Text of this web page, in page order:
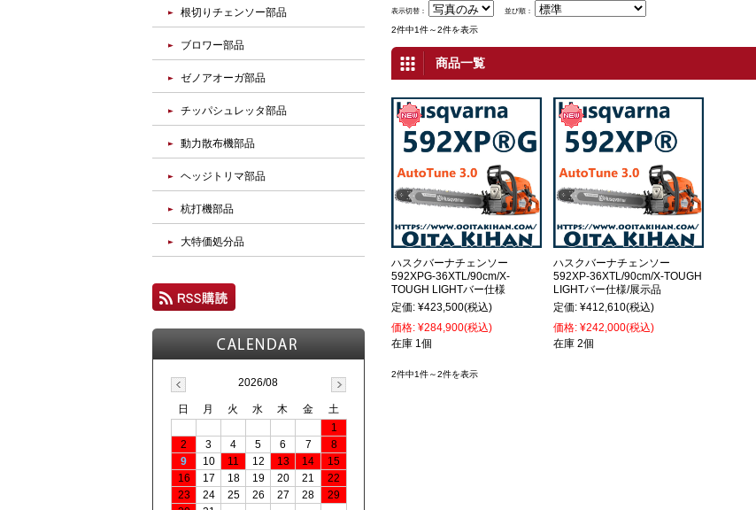
表示切替： 並び順：
2件中1件～2件を表示
商品一覧
ハスクバーナチェンソー
592XPG-36XTL/90cm/X-
TOUGH LIGHTバー仕様
定価: ¥423,500(税込)
価格: ¥284,900(税込)
在庫 1個
ハスクバーナチェンソー
592XP-36XTL/90cm/X-TOUGH
LIGHTバー仕様/展示品
定価: ¥412,610(税込)
価格: ¥242,000(税込)
在庫 2個
2件中1件～2件を表示
根切りチェンソー部品
ブロワー部品
ゼノアオーガ部品
チッパシュレッタ部品
動力散布機部品
ヘッジトリマ部品
杭打機部品
大特価処分品
2026/08
日 月 火 水 木 金
土
1
2
3 4 5 6 7
8
9
10 11 12 13 14
15
16
17 18 19 20 21
22
23
24 25 26 27 28
29